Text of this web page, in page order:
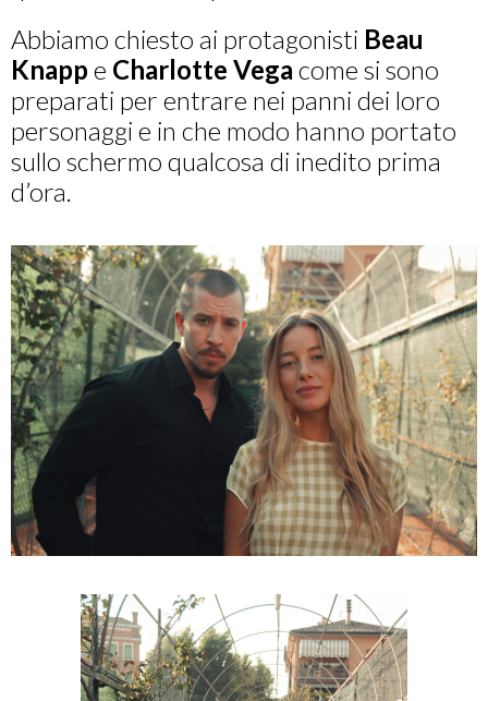
Abbiamo chiesto ai protagonisti Beau
Knapp e Charlotte Vega come si sono
preparati per entrare nei panni dei loro
personaggi e in che modo hanno portato
sullo schermo qualcosa di inedito prima
d’ora.